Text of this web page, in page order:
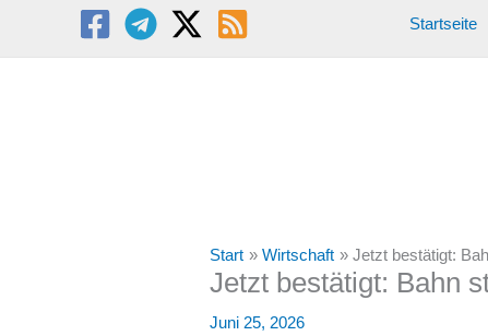
Startseite
Start Wirtschaft Jetzt bestätigt:
Jetzt bestätigt: Bahn
Juni 25, 2026